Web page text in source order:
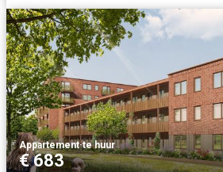
Appartement·te huur
€ 683